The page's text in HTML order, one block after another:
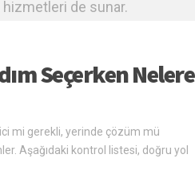
hizmetleri de sunar.
Seçerken Nelere
mi gerekli, yerinde çözüm mü
Aşağıdaki kontrol listesi, doğru yol